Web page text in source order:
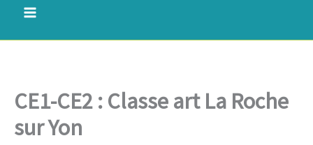
CE1-CE2 : Classe art La Roche
sur Yon